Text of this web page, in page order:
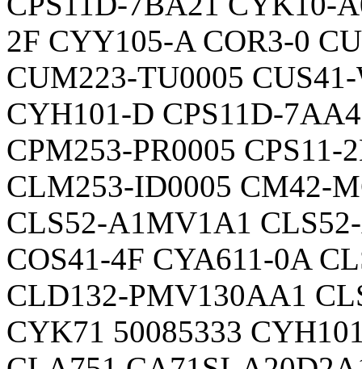
2F CYY105-A COR3-0
CUM223-TU0005
CYH101-D CPS11D-
CPM253-PR0005
CLM253-ID0005 CM42-
CLS52-A1MV1A1
COS41-4F CYA611-0A
CLD132-PMV130AA1
CYK71 50085333